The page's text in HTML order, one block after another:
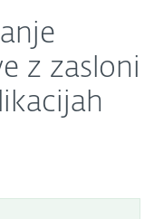
z zasloni